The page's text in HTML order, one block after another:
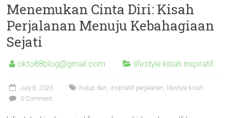
Menemukan Cinta Diri: Kisah
Perjalanan Menuju Kebahagiaan
Sejati
okto88blog@gmail.com lifestyle kisah inspiratif
July 8, 2025 hidup dan, inspiratif perjalanan, lifestyle kisah
0 Comment